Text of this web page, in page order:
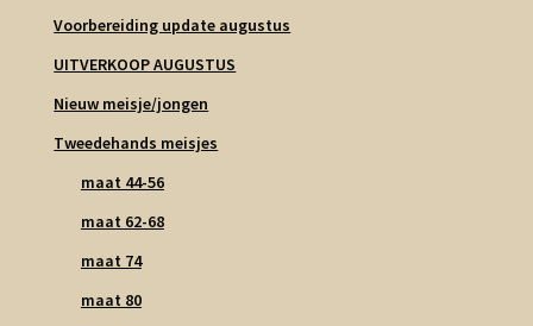
Voorbereiding update augustus
UITVERKOOP AUGUSTUS
Nieuw meisje/jongen
Tweedehands meisjes
maat 44-56
maat 62-68
maat 74
maat 80